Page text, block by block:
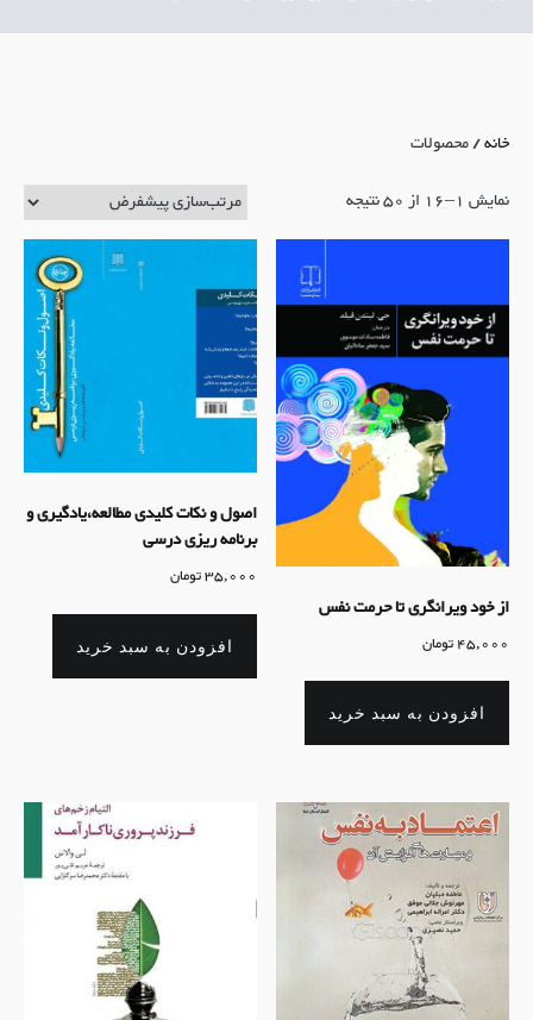
خانه/ محصولات
نمایش 1–16 از 50 نتیجه
از خود ویرانگری تا حرمت نفس
45,000تومان
افزودن به سبد خرید
اصول و نکات کلیدی مطالعه،یادگیری و
برنامه ریزی درسی
35,000تومان
افزودن به سبد خرید